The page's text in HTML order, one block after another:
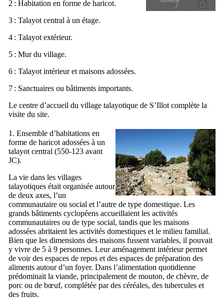
2 : Habitation en forme de haricot.
3 : Talayot central à un étage.
4 : Talayot extérieur.
5 : Mur du village.
6 : Talayot intérieur et maisons adossées.
7 : Sanctuaires ou bâtiments importants.
Le centre d’accueil du village talayotique de S’Illot complète la
visite du site.
1. Ensemble d’habitations en
forme de haricot adossées à un
talayot central (550-123 avant
JC).
La vie dans les villages
talayotiques était organisée autour
de deux axes, l’un
communautaire ou social et l’autre de type domestique. Les
grands bâtiments cyclopéens accueillaient les activités
communautaires ou de type social, tandis que les maisons
adossées abritaient les activités domestiques et le milieu familial.
Bien que les dimensions des maisons fussent variables, il pouvait
y vivre de 5 à 9 personnes. Leur aménagement intérieur permet
de voir des espaces de repos et des espaces de préparation des
aliments autour d’un foyer. Dans l’alimentation quotidienne
prédominait la viande, principalement de mouton, de chèvre, de
porc ou de bœuf, complétée par des céréales, des tubercules et
des fruits.